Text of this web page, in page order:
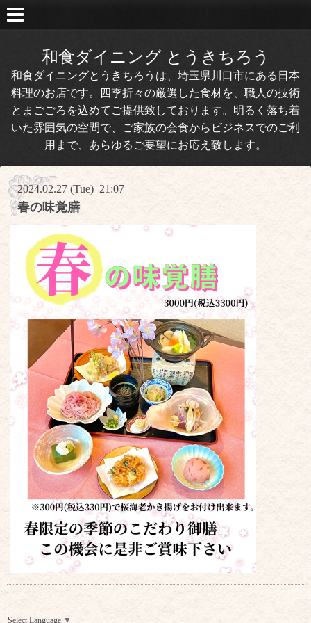
和食ダイニング とうきちろう
和食ダイニングとうきちろうは、埼玉県川口市にある日本
料理のお店です。四季折々の厳選した食材を、職人の技術
とまごごろを込めてご提供致しております。明るく落ち着
いた雰囲気の空間で、ご家族の会食からビジネスでのご利
用まで、あらゆるご要望にお応え致します。
2024.02.27 (Tue) 21:07
春の味覚膳
Select Language ▼